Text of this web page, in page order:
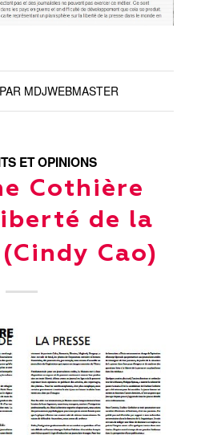
PAR MDJWEBMASTER
ET OPINIONS
Cothière
de la
(Cindy Cao)